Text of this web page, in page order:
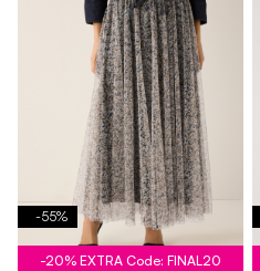
-55%
-20% EXTRA Code: FINAL20